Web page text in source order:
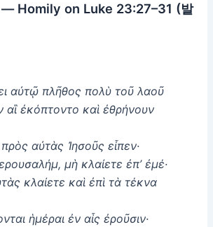
— Homily on Luke 23:27–31 (발
αὐτῷ πλῆθος πολὺ τοῦ λαοῦ
αἳ ἐκόπτοντο καὶ ἐθρήνουν
αὐτὰς Ἰησοῦς εἶπεν·
μὴ κλαίετε ἐπ’ ἐμέ·
κλαίετε καὶ ἐπὶ τὰ τέκνα
ἡμέραι ἐν αἷς ἐροῦσιν·